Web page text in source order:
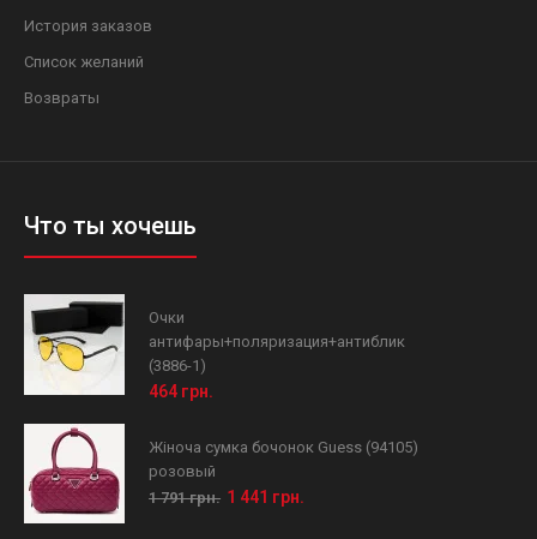
История заказов
Список желаний
Возвраты
Что ты хочешь
Очки
антифары+поляризация+антиблик
(3886-1)
464 грн.
Жіноча сумка бочонок Guess (94105)
розовый
1 791 грн. 1 441 грн.